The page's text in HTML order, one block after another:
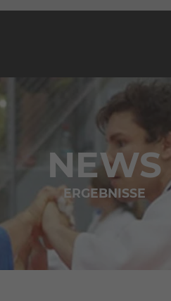
NEWS
ERGEBNISSE